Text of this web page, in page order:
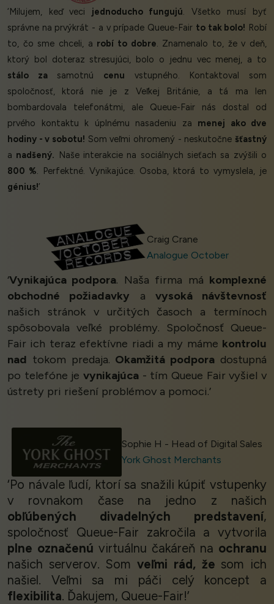
‘Milujem, keď veci jednoducho fungujú. Všetko musí byť
správne na prvýkrát - a v prípade Queue-Fair to tak bolo! Robí
to, čo sme chceli, a robí to dobre. Znamenalo to, že v deň,
ktorý bol doteraz stresujúci, bolo o jednu vec menej, a to
stálo zasamotnú cenu vstupného. Kontaktoval som
spoločnosť, ktorá nie je z Veľkej Británie, a tá ma len
bombardovala telefonátmi, ale Queue-Fair nás dostal od
prvého kontaktu k úplnému nasadeniu za menej ako dve
hodiny - v sobotu! Som veľmi ohromený - neskutočne šťastný
a nadšený. Naše interakcie na sociálnych sieťach sa zvýšili o
800 %. Perfektné. Vynikajúce. Osoba, ktorá to vymyslela, je
génius!’
Craig Crane
Analogue October
‘Vynikajúca podpora. Naša firma má komplexné
obchodné požiadavky a vysoká návštevnosť
našich stránok v určitých časoch a termínoch
spôsobovala veľké problémy. Spoločnosť Queue-
Fair ich teraz efektívne riadi a my máme kontrolu
nad tokom predaja. Okamžitá podpora dostupná
po telefóne je vynikajúca - tím Queue Fair vyšiel v
ústrety pri riešení problémov a pomoci.’
Sophie H - Head of Digital Sales
York Ghost Merchants
‘Po návale ľudí, ktorí sa snažili kúpiť vstupenky
v rovnakom čase na jedno z našich
obľúbených divadelných predstavení,
spoločnosť Queue-Fair zakročila a vytvorila
plne označenú virtuálnu čakáreň na ochranu
našich serverov. Somveľmi rád, že som ich
našiel. Veľmi sa mi páči celý koncept a
flexibilita. Ďakujem, Queue-Fair!’